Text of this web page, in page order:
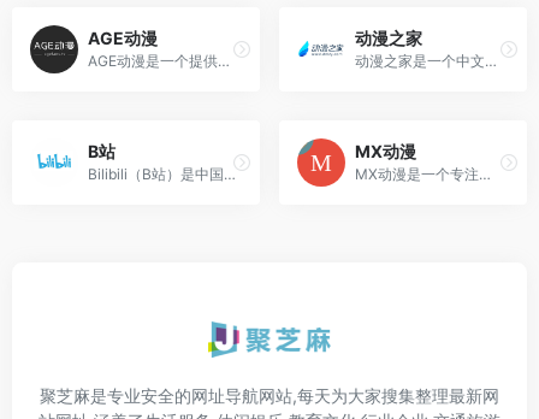
AGE动漫
AGE动漫是一个提供免费在线动...
动漫之家
动漫之家是一个中文在线动漫...
B站
Bilibili（B站）是中国主流的...
MX动漫
MX动漫是一个专注在线动漫的网站，为动漫迷提供最新最快的在线观看动漫番剧资源。通过MX动漫网站在线观看完全免费、无须注册、高速播放。
聚芝麻是专业安全的网址导航网站,每天为大家搜集整理最新网